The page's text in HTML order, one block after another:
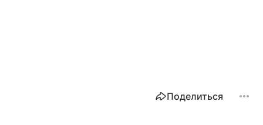
Поделиться